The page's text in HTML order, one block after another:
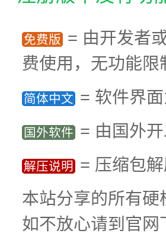
免费版
= 由开发者
费使用，无功能限
简体中文 = 软件界
国外软件 = 由国外
解压说明 = 压缩包解
本站分享的所有
如不放心请到官